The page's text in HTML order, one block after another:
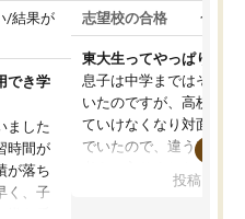
/結果が
でき学
ました
時間が
が落ち
く、子
な反
志望校の合格 合格
東大生ってやっぱりすご
息子は中学まではそこそ
いたのですが、高校に入
ていけなくなり対面の塾
でいたので、違うアプロ
で、当初は模試でD判定
投稿日：